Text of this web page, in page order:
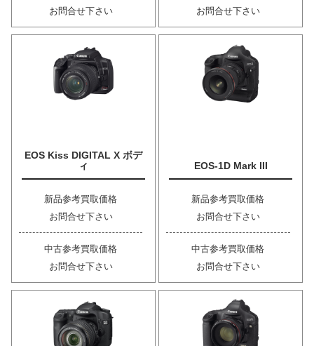
お問合せ下さい
お問合せ下さい
EOS Kiss DIGITAL X ボデ
ィ
新品参考買取価格
お問合せ下さい
中古参考買取価格
お問合せ下さい
EOS-1D Mark III
新品参考買取価格
お問合せ下さい
中古参考買取価格
お問合せ下さい